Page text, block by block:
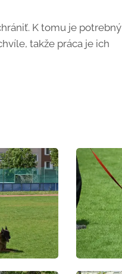
K tomu je potrebný
takže práca je ich